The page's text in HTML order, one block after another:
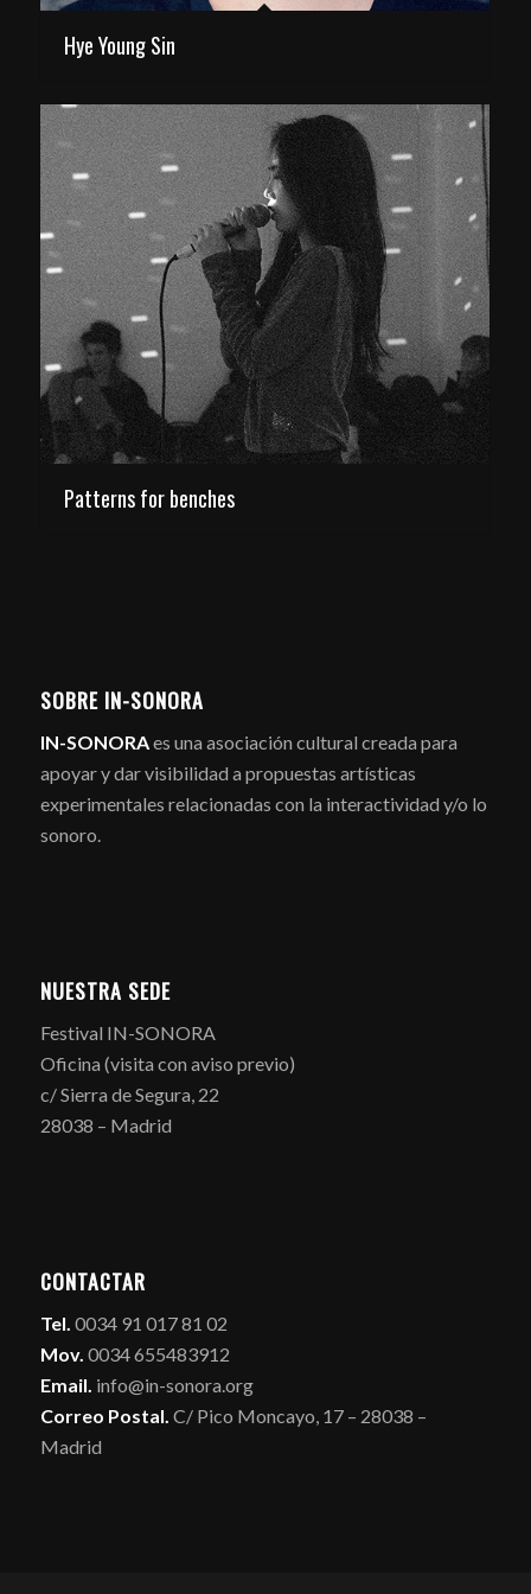
Hye Young Sin
Patterns for benches
SOBRE IN-SONORA
IN-SONORAes una asociación cultural creada para
apoyar y dar visibilidad a propuestas artísticas
experimentales relacionadas con la interactividad y/o lo
sonoro.
NUESTRA SEDE
Festival IN-SONORA
Oficina (visita con aviso previo)
c/ Sierra de Segura, 22
28038 – Madrid
CONTACTAR
Tel. 0034 91 017 81 02
Mov. 0034 655483912
Email. info@in-sonora.org
Correo Postal. C/ Pico Moncayo, 17 – 28038 –
Madrid